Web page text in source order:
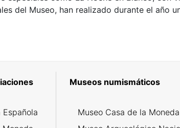
del Museo, han realizado durante el año
Museos numismáticos
Museo Casa de la Moneda